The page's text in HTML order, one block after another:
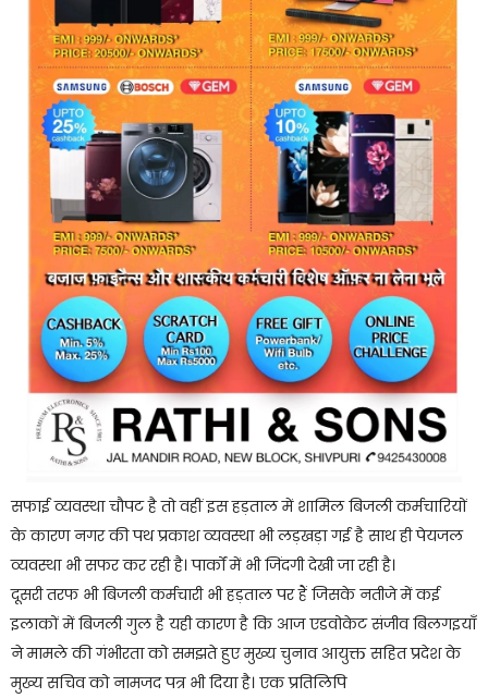
सफाई व्यवस्था चौपट है तो वहीं इस हड़ताल में शामिल बिजली कर्मचारियों
के कारण नगर की पथ प्रकाश व्यवस्था भी लड़खड़ा गई है साथ ही पेयजल
व्यवस्था भी सफर कर रही है। पार्कों में भी जिंदगी देखी जा रही है।
दूसरी तरफ भी बिजली कर्मचारी भी हड़ताल पर हैं जिसके नतीजे में कई
इलाकों में बिजली गुल है यही कारण है कि आज एडवोकेट संजीव बिलगइयाँ
ने मामले की गंभीरता को समझते हुए मुख्य चुनाव आयुक्त सहित प्रदेश के
मुख्य सचिव को नामजद पत्र भी दिया है। एक प्रतिलिपि